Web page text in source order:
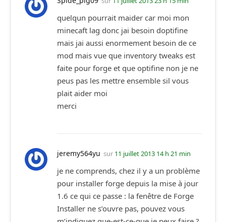
quelqun pourrait maider car moi mon
minecaft lag donc jai besoin doptifine
mais jai aussi enormement besoin de ce
mod mais vue que inventory tweaks est
faite pour forge et que optifine non je ne
peus pas les mettre ensemble sil vous
plait aider moi
merci
jeremy564yu sur 11 juillet 2013 14 h 21 min
je ne comprends, chez il y a un problème
pour installer forge depuis la mise à jour
1.6 ce qui ce passe : la fenêtre de Forge
Installer ne s’ouvre pas, pouvez vous